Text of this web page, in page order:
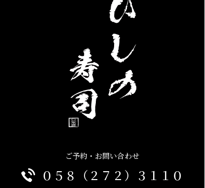
ご予約・お問い合わせ
０５８（２７２）３１１０